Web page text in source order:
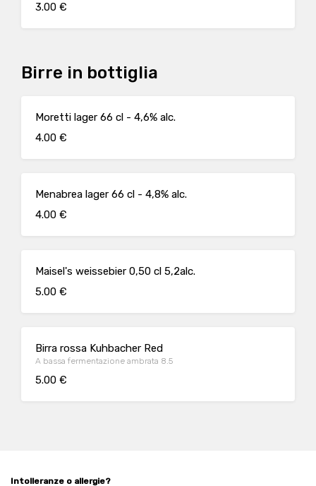
3.00 €
Birre in bottiglia
Moretti lager 66 cl - 4,6% alc.
4.00 €
Menabrea lager 66 cl - 4,8% alc.
4.00 €
Maisel's weissebier 0,50 cl 5,2alc.
5.00 €
Birra rossa Kuhbacher Red
A bassa fermentazione ambrata 8.5
5.00 €
Intolleranze o allergie?